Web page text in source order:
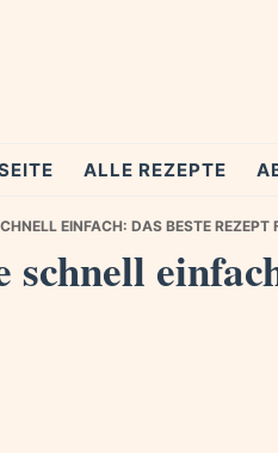
ALLE REZEPTE
EINFACH: DAS BESTE REZEPT
schnell